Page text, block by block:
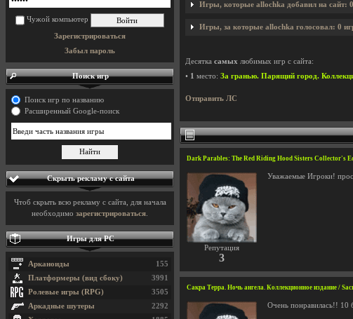
Игры, которые allochka добавил на сайт:
Игры, за которые allochka голосовал: 0
Десятка самых любимых игр с сайта:
• 1 место: За гранью. Парящий город.
Отправить ЛС
Dark Parables: The Red Riding Hood Sisters Collector's
Репутация
3
Уважаемые Игроки!
Сакра Терра. Ночь ангела. Коллекционное издание /
Очень понравилась!! 10
Чужой компьютер
Зарегистрироваться
Забыл пароль
Поиск игр
Поиск игр по названию
Расширенный Google-поиск
Скрыть рекламу с сайта
Чтоб скрыть всю рекламу с сайта, для начала
необходимо зарегистрироваться
Игры для PC
155
Арканоиды
3991
Платформеры (вид сбоку)
3505
Ролевые игры (RPG)
2292
Аркадные шутеры